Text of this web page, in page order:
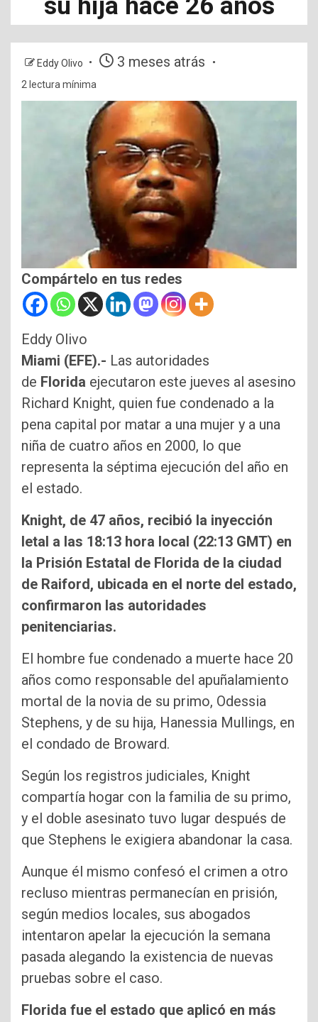
su hija hace 26 años
Eddy Olivo 3 meses atrás
2 lectura mínima
Compártelo en tus redes
Eddy Olivo
Miami (EFE).- Las autoridades
de Florida ejecutaron este jueves al asesino
Richard Knight, quien fue condenado a la
pena capital por matar a una mujer y a una
niña de cuatro años en 2000, lo que
representa la séptima ejecución del año en
el estado.
Knight, de 47 años, recibió la inyección
letal a las 18:13 hora local (22:13 GMT) en
la Prisión Estatal de Florida de la ciudad
de Raiford, ubicada en el norte del estado,
confirmaron las autoridades
penitenciarias.
El hombre fue condenado a muerte hace 20
años como responsable del apuñalamiento
mortal de la novia de su primo, Odessia
Stephens, y de su hija, Hanessia Mullings, en
el condado de Broward.
Según los registros judiciales, Knight
compartía hogar con la familia de su primo,
y el doble asesinato tuvo lugar después de
que Stephens le exigiera abandonar la casa.
Aunque él mismo confesó el crimen a otro
recluso mientras permanecían en prisión,
según medios locales, sus abogados
intentaron apelar la ejecución la semana
pasada alegando la existencia de nuevas
pruebas sobre el caso.
Florida fue el estado que aplicó en más